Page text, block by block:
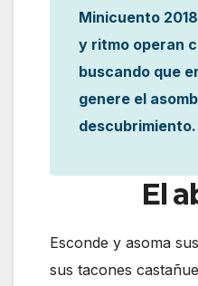
Minicuento
y ritmo operan
buscando que
genere el
descubrimiento.
El
Esconde y asoma
sus tacones